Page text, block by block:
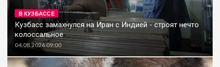
В КУЗБАССЕ
Кузбасс замахнулся на Иран с Индией - строят нечто
колоссальное
04.08.2026 09:00